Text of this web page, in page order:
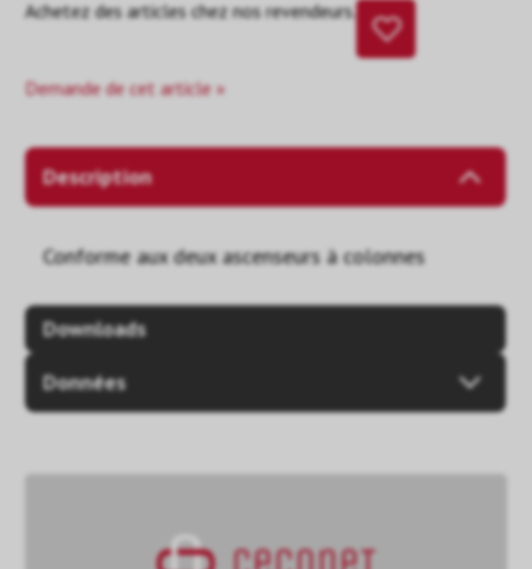
Achetez des articles chez nos revendeurs.
Demande de cet article »
Description
Conforme aux deux ascenseurs à colonnes
Downloads
Données